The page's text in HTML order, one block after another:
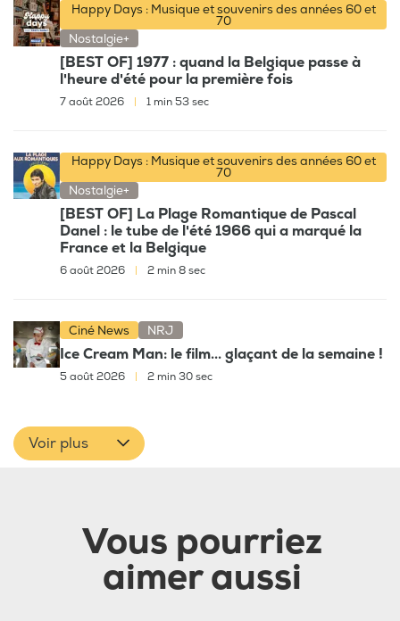
Happy Days : Musique et souvenirs des années 60 et
70
Nostalgie+
[BEST OF] 1977 : quand la Belgique passe à
l'heure d'été pour la première fois
7 août 2026 1 min 53 sec
Happy Days : Musique et souvenirs des années 60 et
70
Nostalgie+
[BEST OF] La Plage Romantique de Pascal
Danel : le tube de l'été 1966 qui a marqué la
France et la Belgique
6 août 2026 2 min 8 sec
Ciné News NRJ
Ice Cream Man: le film... glaçant de la semaine !
5 août 2026 2 min 30 sec
Voir plus
Vous pourriez
aimer aussi